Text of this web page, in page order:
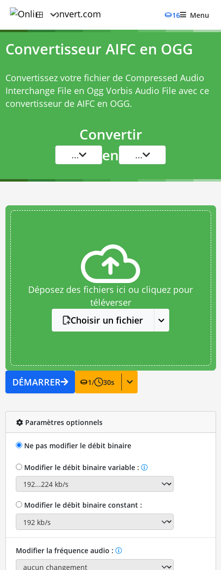
16 Menu
Convertisseur AIFC en OGG
Convertissez votre fichier de Compressed Audio
Interchange File en Ogg Vorbis Audio File avec ce
convertisseur de AIFC en OGG.
Convertir
... en ...
Déposez des fichiers ici ou cliquez pour
téléverser
Choisir un fichier
DÉMARRER 1/ 30s
Paramètres optionnels
Ne pas modifier le débit binaire
Modifier le débit binaire variable :
Modifier le débit binaire constant :
Modifier la fréquence audio :